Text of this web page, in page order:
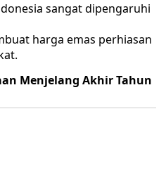
sangat dipengaruhi
harga emas perhiasan
Menjelang Akhir Tahun